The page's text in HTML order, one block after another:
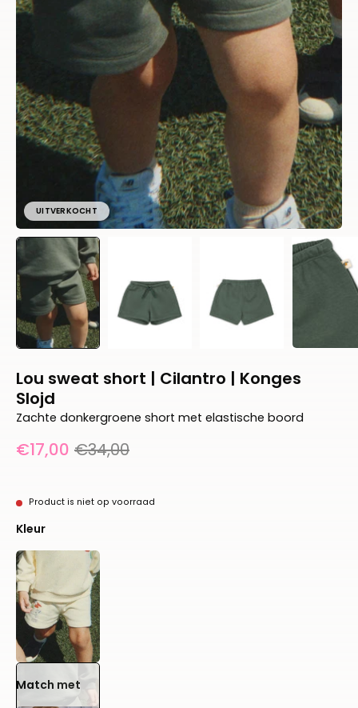
UITVERKOCHT
Lou sweat short | Cilantro | Konges
Slojd
Zachte donkergroene short met elastische boord
€17,00 €34,00
Product is niet op voorraad
Kleur
Match met